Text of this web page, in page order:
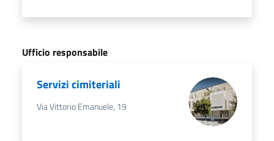
Ufficio responsabile
Servizi cimiteriali
Via Vittorio Emanuele, 19